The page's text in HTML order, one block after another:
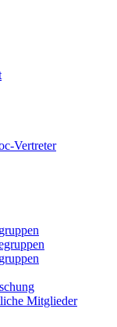
Vertreter
Mitglieder